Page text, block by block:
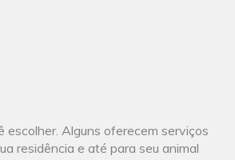
Alguns oferecem serviços
residência e até para seu animal